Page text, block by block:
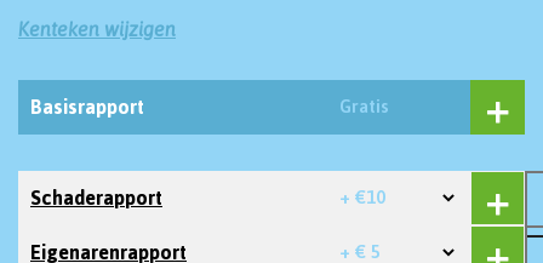
Kenteken wijzigen
Basisrapport Gratis
Schaderapport + €10
Eigenarenrapport + € 5